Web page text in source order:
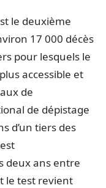
le deuxième
17 000 décès
pour lesquels le
accessible et
de
de dépistage
d’un tiers des
deux ans entre
le test revient